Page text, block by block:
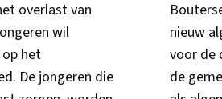
overlast van
wil
op het
De jongeren die
nieuw
voor de
de